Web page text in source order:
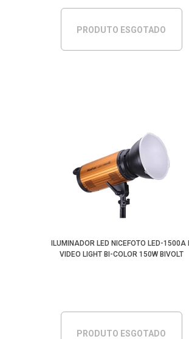
PRODUTO ESGOTADO
ILUMINADOR LED NICEFOTO LED-1500A II
VIDEO LIGHT BI-COLOR 150W BIVOLT
PRODUTO ESGOTADO